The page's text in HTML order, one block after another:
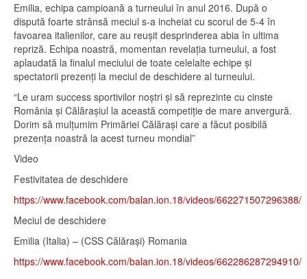
Emilia, echipa campioană a turneului în anul 2016. După o
dispută foarte strânsă meciul s-a incheiat cu scorul de 5-4 în
favoarea italienilor, care au reușit desprinderea abia în ultima
repriză. Echipa noastră, momentan revelația turneului, a fost
aplaudată la finalul meciului de toate celelalte echipe și
spectatorii prezenți la meciul de deschidere al turneului.
“Le uram success sportivilor noștri și să reprezinte cu cinste
România și Călărașiul la această competiție de mare anvergură.
Dorim să mulțumim Primăriei Călărași care a făcut posibilă
prezența noastră la acest turneu mondial”
Video
Festivitatea de deschidere
https://www.facebook.com/balan.ion.18/videos/662271507296388/
Meciul de deschidere
Emilia (Italia) – (CSS Călărași) Romania
https://www.facebook.com/balan.ion.18/videos/662286287294910/